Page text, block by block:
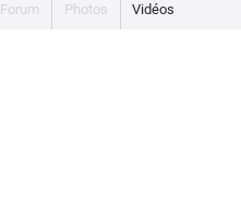
Forum Photos Vidéos